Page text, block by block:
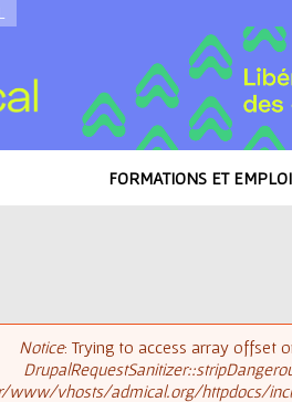
FORMATIONS ET
Notice: Trying to access array offset
www/vhosts/admical.org/httpdocs/